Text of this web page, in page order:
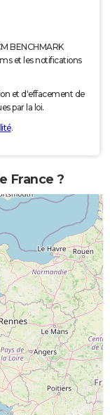
BENCHMARK
et les notifications
et d'effacement de
par la loi.
.
France ?